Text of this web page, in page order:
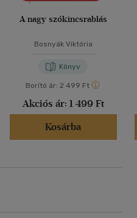
A nagy szókincsrablás
Bosnyák Viktória
Könyv
Borító ár: 2 499 Ft
Akciós ár: 1 499 Ft
Kosárba